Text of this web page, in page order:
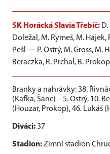
SK Horácká Slavia Třebíč:
Doležal, M. Rymeš, M. Hájek,
Pešl — P. Ostrý, M. Gross, M.
Beraczka, R. Prchal, B.
Branky a nahrávky: 38.
(Kafka, Šanc) – 5. Ostrý, 10.
(Houzar, Prokop), 46. Lukáš
Diváci: 37
Stadion:Zimní stadion